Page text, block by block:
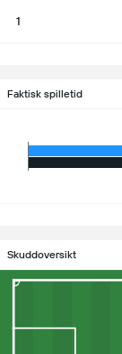
1
Faktisk spilletid
Skuddoversikt